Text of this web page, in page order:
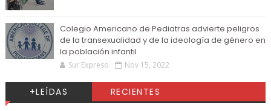
Colegio Americano de Pediatras advierte peligros
de la transexualidad y de la ideología de género en
la población infantil
Sur Expreso Nov 15, 2022
+LEÍDAS RECIENTES